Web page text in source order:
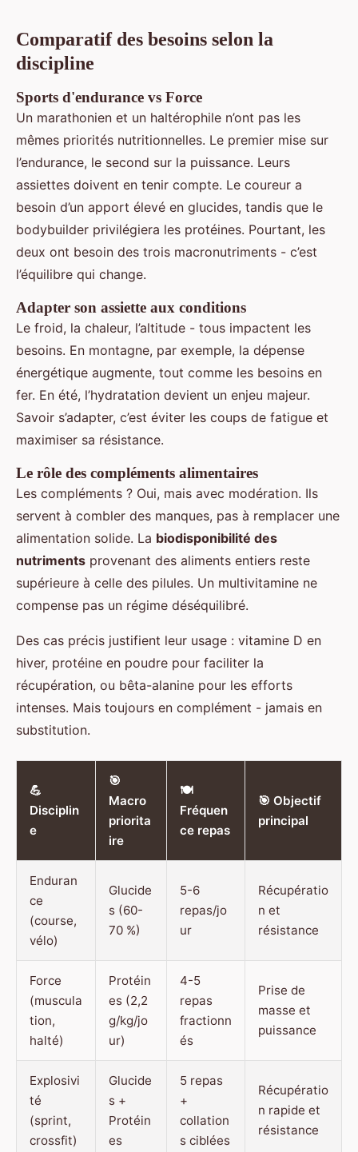
Comparatif des besoins selon la
discipline
Sports d'endurance vs Force
Un marathonien et un haltérophile n’ont pas les
mêmes priorités nutritionnelles. Le premier mise sur
l’endurance, le second sur la puissance. Leurs
assiettes doivent en tenir compte. Le coureur a
besoin d’un apport élevé en glucides, tandis que le
bodybuilder privilégiera les protéines. Pourtant, les
deux ont besoin des trois macronutriments - c’est
l’équilibre qui change.
Adapter son assiette aux conditions
Le froid, la chaleur, l’altitude - tous impactent les
besoins. En montagne, par exemple, la dépense
énergétique augmente, tout comme les besoins en
fer. En été, l’hydratation devient un enjeu majeur.
Savoir s’adapter, c’est éviter les coups de fatigue et
maximiser sa résistance.
Le rôle des compléments alimentaires
Les compléments ? Oui, mais avec modération. Ils
servent à combler des manques, pas à remplacer une
alimentation solide. La biodisponibilité des
nutriments provenant des aliments entiers reste
supérieure à celle des pilules. Un multivitamine ne
compense pas un régime déséquilibré.
Des cas précis justifient leur usage : vitamine D en
hiver, protéine en poudre pour faciliter la
récupération, ou bêta-alanine pour les efforts
intenses. Mais toujours en complément - jamais en
substitution.
💪
Disciplin
e
🎯
Macro
priorita
ire
🍽️
Fréquen
ce repas
🎯 Objectif
principal
Enduran
ce
(course,
vélo)
Glucide
s (60-
70 %)
5-6
repas/jo
ur
Récupératio
n et
résistance
Force
(muscula
tion,
halté)
Protéin
es (2,2
g/kg/jo
ur)
4-5
repas
fractionn
és
Prise de
masse et
puissance
Explosivi
té
(sprint,
crossfit)
Glucide
s +
Protéin
es
5 repas
+
collation
s ciblées
Récupératio
n rapide et
résistance